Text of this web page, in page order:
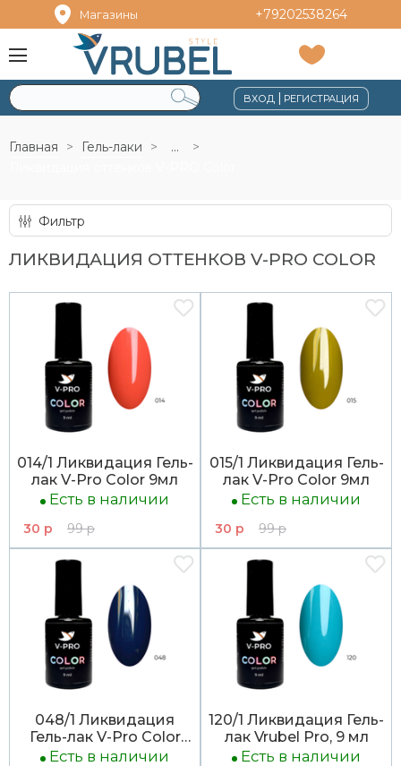
Магазины +79202538264
ВХОД |РЕГИСТРАЦИЯ
Главная Гель-лаки
...
Фильтр
ЛИКВИДАЦИЯ ОТТЕНКОВ V-PRO COLOR
014/1 Ликвидация Гель-
лак V-Pro Color 9мл
Есть в наличии
30 р 99 р
015/1 Ликвидация Гель-
лак V-Pro Color 9мл
Есть в наличии
30 р 99 р
048/1 Ликвидация
Гель-лак V-Pro Color
9мл
Есть в наличии
120/1 Ликвидация Гель-
лак Vrubel Pro, 9 мл
Есть в наличии